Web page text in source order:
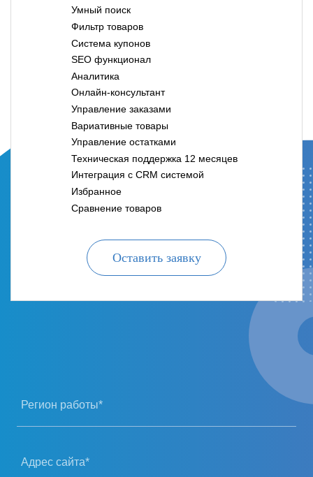
Умный поиск
Фильтр товаров
Система купонов
SEO функционал
Аналитика
Онлайн-консультант
Управление заказами
Вариативные товары
Управление остатками
Техническая поддержка 12 месяцев
Интеграция с CRM системой
Избранное
Сравнение товаров
Оставить заявку
Регион работы*
Адрес сайта*